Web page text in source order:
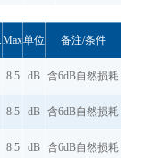
Max单位 备注/条件
8.5 dB 含6dB自然损耗
8.5 dB 含6dB自然损耗
8.5 dB 含6dB自然损耗